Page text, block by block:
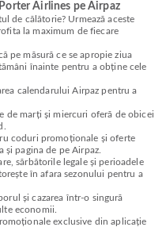
Airlines pe Airpaz
de călătorie? Urmează aceste
la maximum de fiecare
pe măsură ce se apropie ziua
înainte pentru a obține cele
calendarului Airpaz pentru a
de marți și miercuri oferă de obicei
coduri promoționale și oferte
pagina de pe Airpaz.
sărbătorile legale și perioadele
în afara sezonului pentru a
și cazarea într-o singură
economii.
exclusive din aplicație